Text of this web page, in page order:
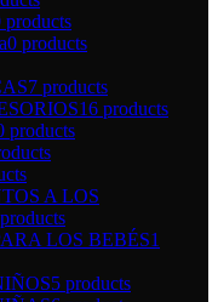
products
0 products
7 products
16 products
products
A LOS
LOS BEBÉS1
5 products